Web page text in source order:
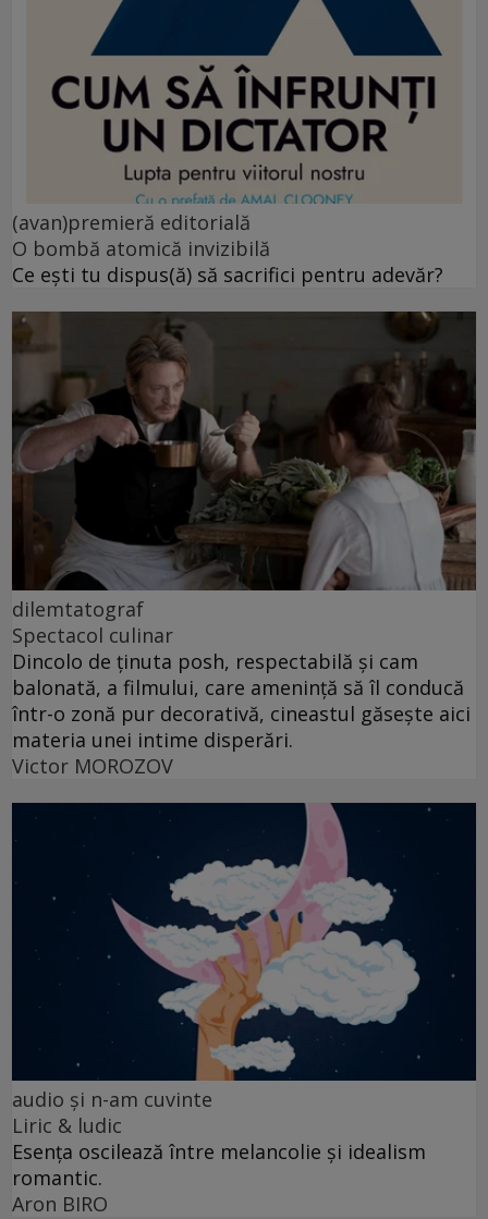
(avan)premieră editorială
O bombă atomică invizibilă
Ce ești tu dispus(ă) să sacrifici pentru adevăr?
dilemtatograf
Spectacol culinar
Dincolo de ținuta posh, respectabilă și cam
balonată, a filmului, care amenință să îl conducă
într-o zonă pur decorativă, cineastul găsește aici
materia unei intime disperări.
Victor MOROZOV
audio şi n-am cuvinte
Liric & ludic
Esența oscilează între melancolie și idealism
romantic.
Aron BIRO